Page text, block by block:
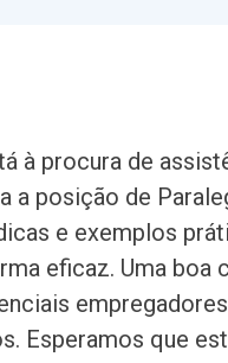
à procura de
a posição de
e exemplos
eficaz. Uma boa
Esperamos que